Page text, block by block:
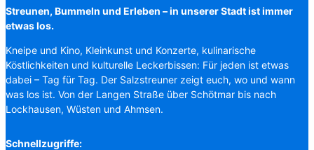
Streunen, Bummeln und Erleben – in unserer Stadt ist immer
etwas los.
Kneipe und Kino, Kleinkunst und Konzerte, kulinarische
Köstlichkeiten und kulturelle Leckerbissen: Für jeden ist etwas
dabei – Tag für Tag. Der Salzstreuner zeigt euch, wo und wann
was los ist. Von der Langen Straße über Schötmar bis nach
Lockhausen, Wüsten und Ahmsen.
Schnellzugriffe: